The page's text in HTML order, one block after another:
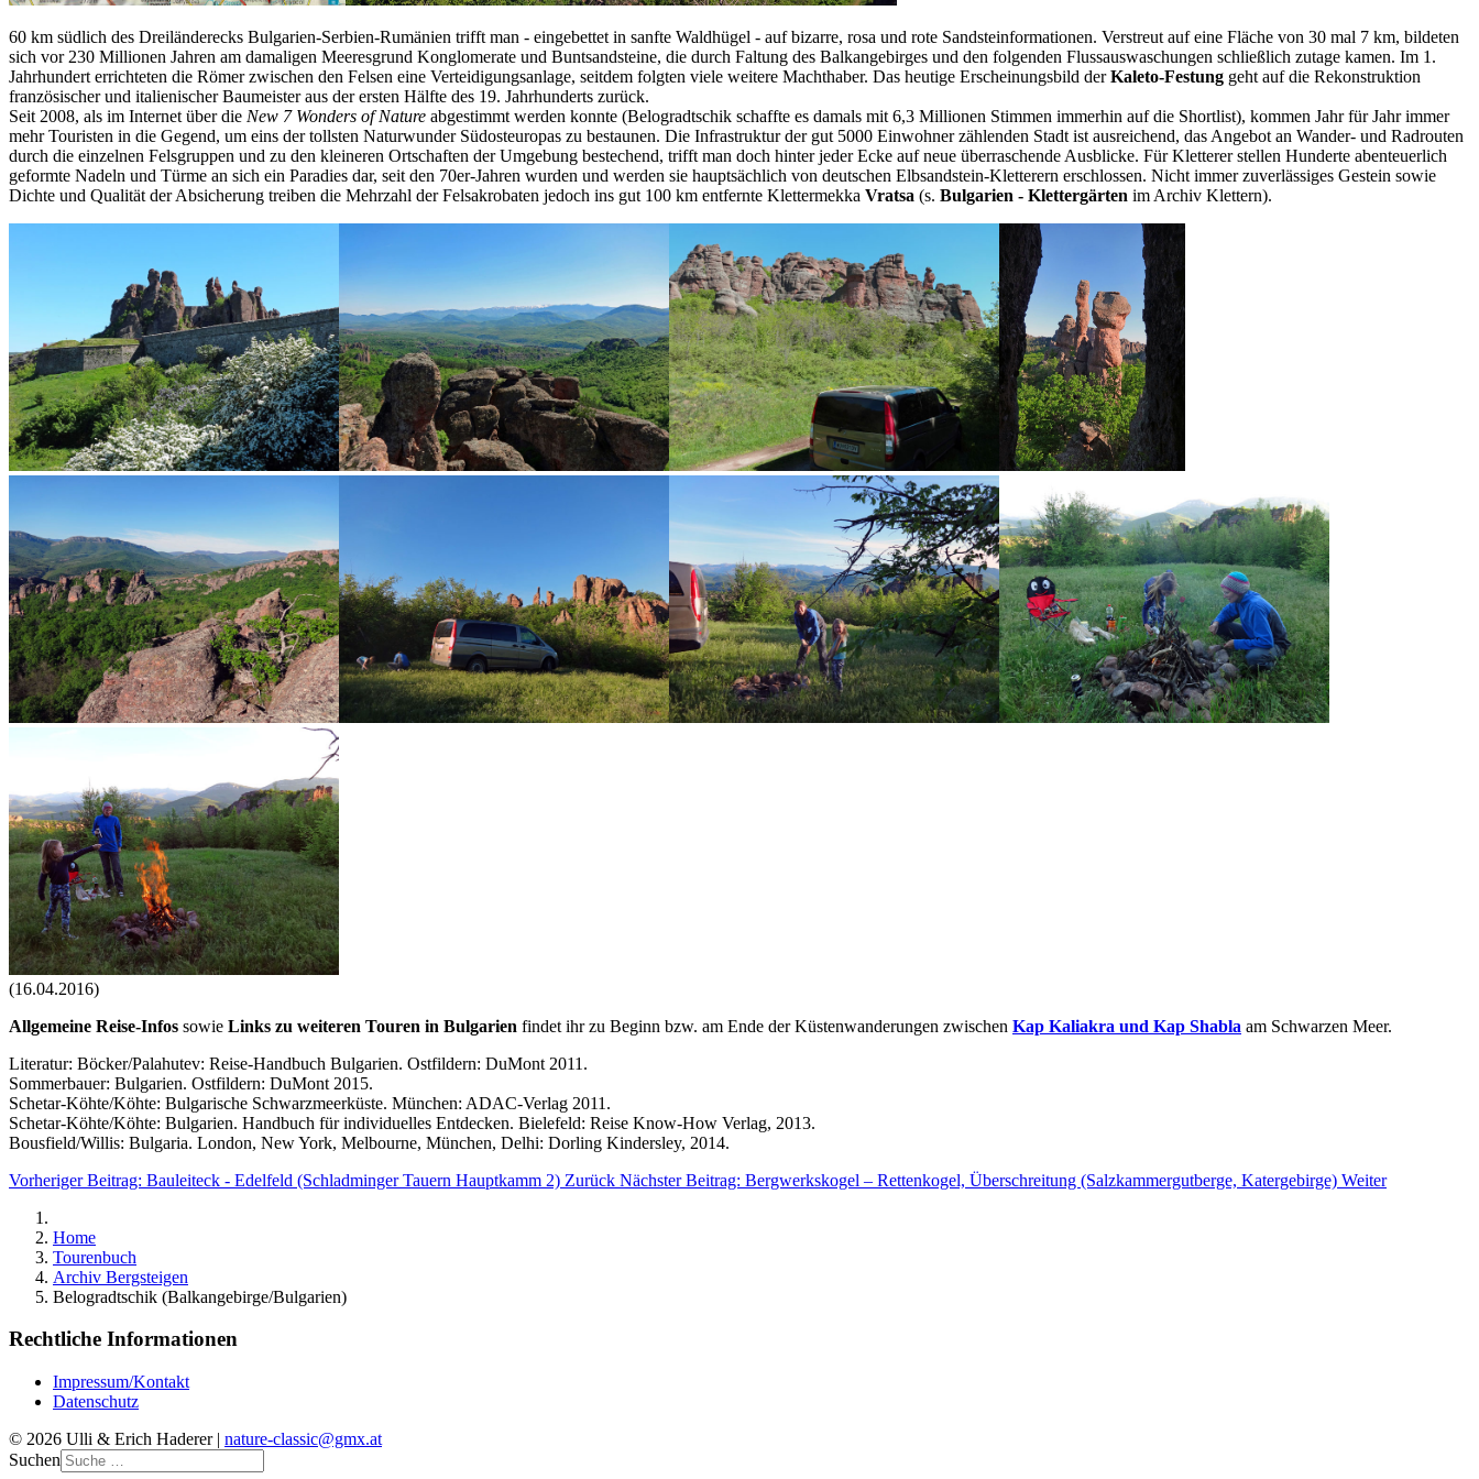
60 km südlich des Dreiländerecks Bulgarien-Serbien-Rumänien trifft man - eingebettet in sanfte Waldhügel - auf bizarre, rosa und rote Sandsteinformationen. Verstreut auf eine Fläche von 30 mal 7 km, bildeten
sich vor 230 Millionen Jahren am damaligen Meeresgrund Konglomerate und Buntsandsteine, die durch Faltung des Balkangebirges und den folgenden Flussauswaschungen schließlich zutage kamen. Im 1.
Jahrhundert errichteten die Römer zwischen den Felsen eine Verteidigungsanlage, seitdem folgten viele weitere Machthaber. Das heutige Erscheinungsbild derKaleto-Festung geht auf die Rekonstruktion
französischer und italienischer Baumeister aus der ersten Hälfte des 19. Jahrhunderts zurück.
Seit 2008, als im Internet über die New 7 Wonders of Nature abgestimmt werden konnte (Belogradtschik schaffte es damals mit 6,3 Millionen Stimmen immerhin auf die Shortlist), kommen Jahr für Jahr immer
mehr Touristen in die Gegend, um eins der tollsten Naturwunder Südosteuropas zu bestaunen. Die Infrastruktur der gut 5000 Einwohner zählenden Stadt ist ausreichend, das Angebot an Wander- und Radrouten
durch die einzelnen Felsgruppen und zu den kleineren Ortschaften der Umgebung bestechend, trifft man doch hinter jeder Ecke auf neue überraschende Ausblicke. Für Kletterer stellen Hunderte abenteuerlich
geformte Nadeln und Türme an sich ein Paradies dar, seit den 70er-Jahren wurden und werden sie hauptsächlich von deutschen Elbsandstein-Kletterern erschlossen. Nicht immer zuverlässiges Gestein sowie
Dichte und Qualität der Absicherung treiben die Mehrzahl der Felsakrobaten jedoch ins gut 100 km entfernte Klettermekka Vratsa (s. Bulgarien - Klettergärten im Archiv Klettern).
(16.04.2016)
Allgemeine Reise-Infos sowie Links zu weiteren Touren in Bulgarien findet ihr zu Beginn bzw. am Ende der Küstenwanderungen zwischen Kap Kaliakra und Kap Shabla am Schwarzen Meer.
Literatur: Böcker/Palahutev: Reise-Handbuch Bulgarien. Ostfildern: DuMont 2011.
Sommerbauer: Bulgarien. Ostfildern: DuMont 2015.
Schetar-Köhte/Köhte: Bulgarische Schwarzmeerküste. München: ADAC-Verlag 2011.
Schetar-Köhte/Köhte: Bulgarien. Handbuch für individuelles Entdecken. Bielefeld: Reise Know-How Verlag, 2013.
Bousfield/Willis: Bulgaria. London, New York, Melbourne, München, Delhi: Dorling Kindersley, 2014.
Vorheriger Beitrag: Bauleiteck - Edelfeld (Schladminger Tauern Hauptkamm 2) Zurück Nächster Beitrag: Bergwerkskogel – Rettenkogel, Überschreitung (Salzkammergutberge, Katergebirge) Weiter
Home
Tourenbuch
Archiv Bergsteigen
Belogradtschik (Balkangebirge/Bulgarien)
Rechtliche Informationen
Impressum/Kontakt
Datenschutz
© 2026 Ulli & Erich Haderer | nature-classic@gmx.at
Suchen